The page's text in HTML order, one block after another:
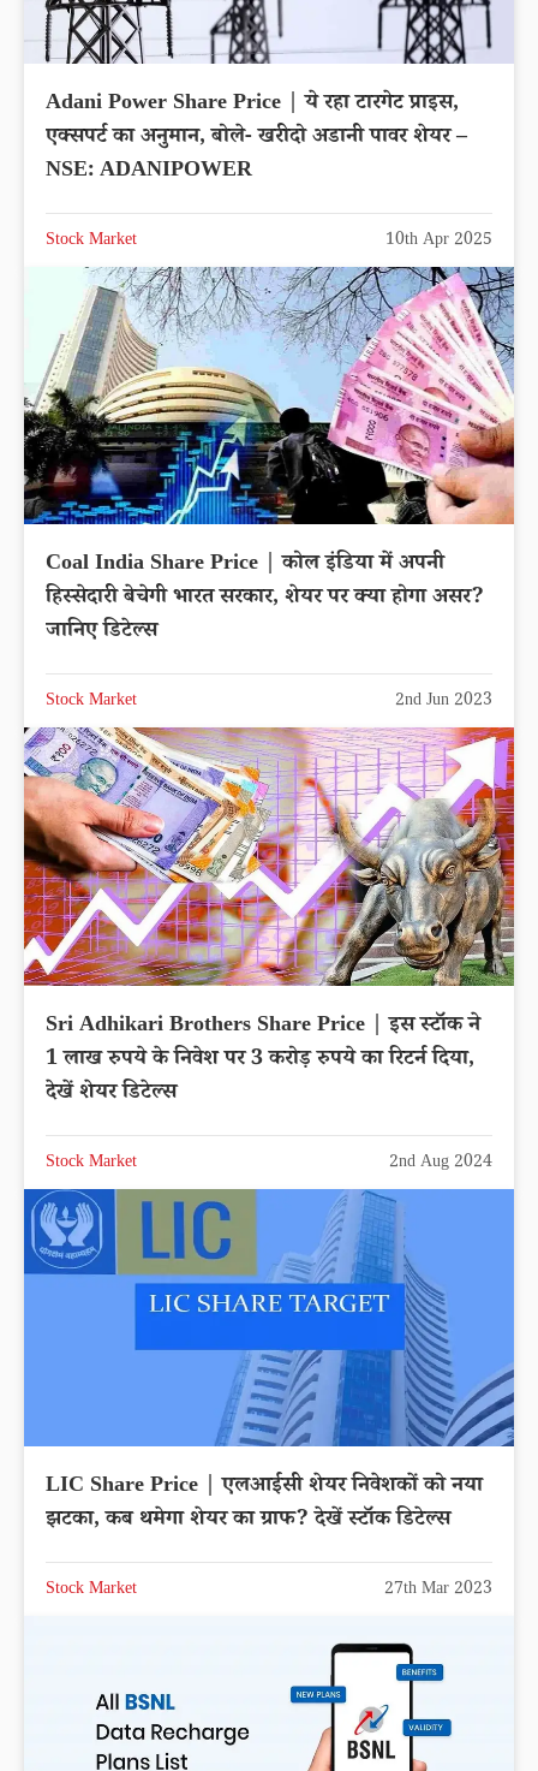
Adani Power Share Price | ये रहा टारगेट प्राइस,
एक्सपर्ट का अनुमान, बोले- खरीदो अडानी पावर शेयर –
NSE: ADANIPOWER
Stock Market 10th Apr 2025
Coal India Share Price | कोल इंडिया में अपनी
हिस्सेदारी बेचेगी भारत सरकार, शेयर पर क्या होगा असर?
जानिए डिटेल्स
Stock Market 2nd Jun 2023
Sri Adhikari Brothers Share Price | इस स्टॉक ने
1 लाख रुपये के निवेश पर 3 करोड़ रुपये का रिटर्न दिया,
देखें शेयर डिटेल्स
Stock Market 2nd Aug 2024
LIC Share Price | एलआईसी शेयर निवेशकों को नया
झटका, कब थमेगा शेयर का ग्राफ? देखें स्टॉक डिटेल्स
Stock Market 27th Mar 2023